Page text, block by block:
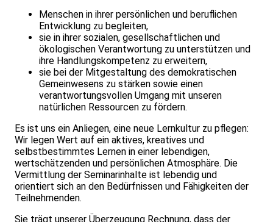
Menschen in ihrer persönlichen und beruflichen
Entwicklung zu begleiten,
sie in ihrer sozialen, gesellschaftlichen und
ökologischen Verantwortung zu unterstützen und
ihre Handlungskompetenz zu erweitern,
sie bei der Mitgestaltung des demokratischen
Gemeinwesens zu stärken sowie einen
verantwortungsvollen Umgang mit unseren
natürlichen Ressourcen zu fördern.
Es ist uns ein Anliegen, eine neue Lernkultur zu pflegen:
Wir legen Wert auf ein aktives, kreatives und
selbstbestimmtes Lernen in einer leben­digen,
wertschätzenden und persönlichen Atmosphäre. Die
Vermittlung der Seminarinhalte ist lebendig und
orientiert sich an den Bedürfnissen und Fähigkeiten der
Teilnehmenden.
Sie trägt unserer Überzeugung Rechnung, dass der